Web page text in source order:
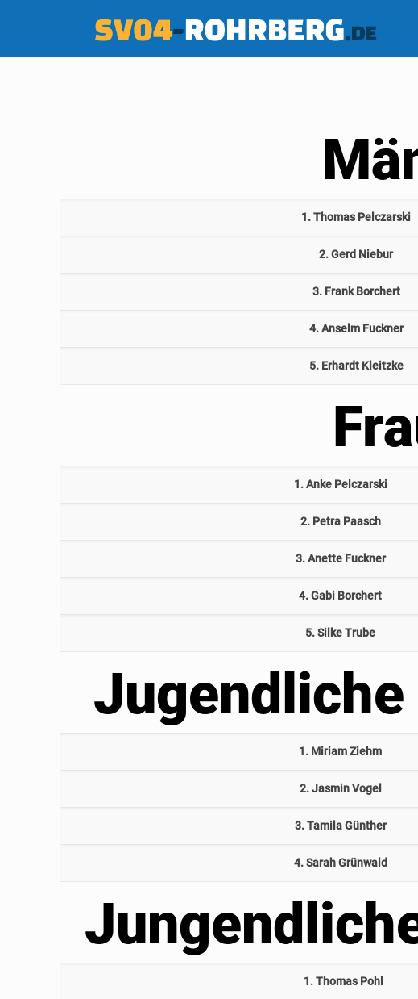
1. Thomas Pelczarski
2. Gerd Niebur
3. Frank Borchert
4. Anselm Fuckner
5. Erhardt Kleitzke
1. Anke Pelczarski
2. Petra Paasch
3. Anette Fuckner
4. Gabi Borchert
5. Silke Trube
1. Miriam Ziehm
2. Jasmin Vogel
3. Tamila Günther
4. Sarah Grünwald
1. Thomas Pohl